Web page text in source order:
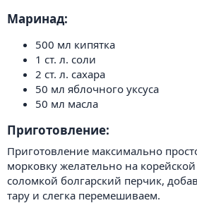
Маринад:​
500 мл кипятка
1 ст. л. соли
2 ст. л. сахара
50 мл яблочного уксуса
50 мл масла
Приготовление:​
Приготовление максимально
морковку желательно на корейской
соломкой болгарский перчик,
тару и слегка перемешиваем.